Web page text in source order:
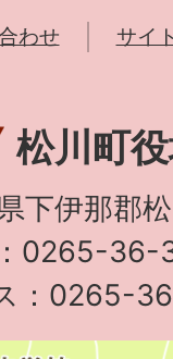
わせ サイ
松川町
下伊那郡
0265-36-
：0265-